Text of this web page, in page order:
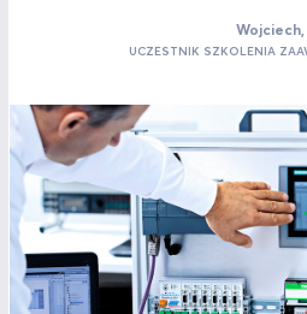
Wojciech,
UCZESTNIK SZKOLENIA